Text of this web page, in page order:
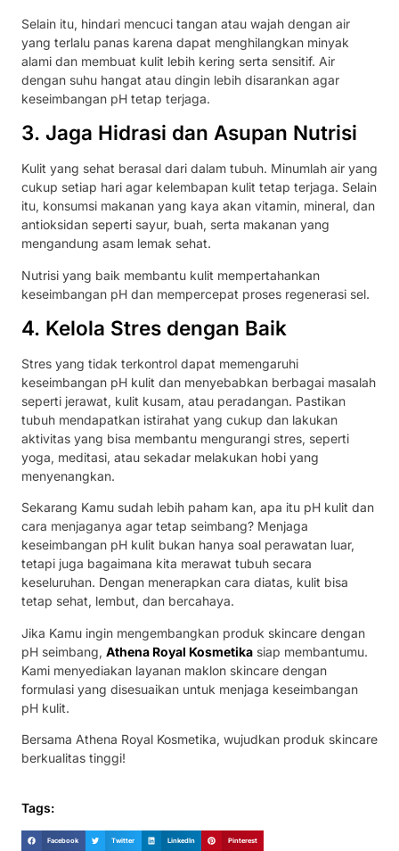
Selain itu, hindari mencuci tangan atau wajah dengan air
yang terlalu panas karena dapat menghilangkan minyak
alami dan membuat kulit lebih kering serta sensitif. Air
dengan suhu hangat atau dingin lebih disarankan agar
keseimbangan pH tetap terjaga.
3. Jaga Hidrasi dan Asupan Nutrisi
Kulit yang sehat berasal dari dalam tubuh. Minumlah air yang
cukup setiap hari agar kelembapan kulit tetap terjaga. Selain
itu, konsumsi makanan yang kaya akan vitamin, mineral, dan
antioksidan seperti sayur, buah, serta makanan yang
mengandung asam lemak sehat.
Nutrisi yang baik membantu kulit mempertahankan
keseimbangan pH dan mempercepat proses regenerasi sel.
4. Kelola Stres dengan Baik
Stres yang tidak terkontrol dapat memengaruhi
keseimbangan pH kulit dan menyebabkan berbagai masalah
seperti jerawat, kulit kusam, atau peradangan. Pastikan
tubuh mendapatkan istirahat yang cukup dan lakukan
aktivitas yang bisa membantu mengurangi stres, seperti
yoga, meditasi, atau sekadar melakukan hobi yang
menyenangkan.
Sekarang Kamu sudah lebih paham kan, apa itu pH kulit dan
cara menjaganya agar tetap seimbang? Menjaga
keseimbangan pH kulit bukan hanya soal perawatan luar,
tetapi juga bagaimana kita merawat tubuh secara
keseluruhan. Dengan menerapkan cara diatas, kulit bisa
tetap sehat, lembut, dan bercahaya.
Jika Kamu ingin mengembangkan produk skincare dengan
pH seimbang, Athena Royal Kosmetika siap membantumu.
Kami menyediakan layanan maklon skincare dengan
formulasi yang disesuaikan untuk menjaga keseimbangan
pH kulit.
Bersama Athena Royal Kosmetika, wujudkan produk skincare
berkualitas tinggi!
Tags:
Facebook Twitter LinkedIn Pinterest